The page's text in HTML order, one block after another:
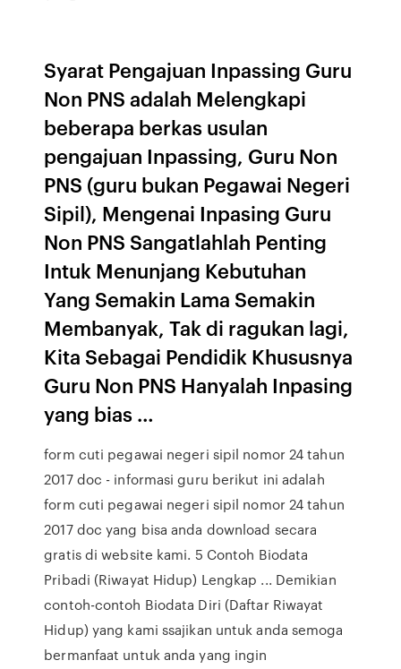
Syarat Pengajuan Inpassing Guru
Non PNS adalah Melengkapi
beberapa berkas usulan
pengajuan Inpassing, Guru Non
PNS (guru bukan Pegawai Negeri
Sipil), Mengenai Inpasing Guru
Non PNS Sangatlahlah Penting
Intuk Menunjang Kebutuhan
Yang Semakin Lama Semakin
Membanyak, Tak di ragukan lagi,
Kita Sebagai Pendidik Khususnya
Guru Non PNS Hanyalah Inpasing
yang bias …
form cuti pegawai negeri sipil nomor 24 tahun
2017 doc - informasi guru berikut ini adalah
form cuti pegawai negeri sipil nomor 24 tahun
2017 doc yang bisa anda download secara
gratis di website kami. 5 Contoh Biodata
Pribadi (Riwayat Hidup) Lengkap ... Demikian
contoh-contoh Biodata Diri (Daftar Riwayat
Hidup) yang kami ssajikan untuk anda semoga
bermanfaat untuk anda yang ingin